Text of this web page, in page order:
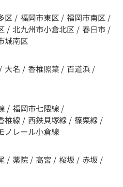
区 / 福岡市東区 / 福岡市南区 /
/ 北九州市小倉北区 / 春日市 /
城南区
/ 大名 / 香椎照葉 / 百道浜 /
/ 福岡市七隈線 /
椎線 / 西鉄貝塚線 / 篠栗線 /
ノレール小倉線
/ 薬院 / 高宮 / 桜坂 / 赤坂 /